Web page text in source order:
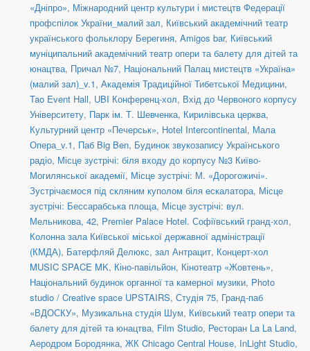
«Дніпро», Міжнародний центр культури і мистецтв Федерації
профспілок України_малий зал, Київський академічний театр
українського фольклору Берегиня, Amigos bar, Київський
муніципальний академічний театр опери та балету для дітей та
юнацтва, Причал №7, Національний Палац мистецтв «Україна»
(малий зал)_v.1, Академія Традиційної Тибетської Медицини,
Tao Event Hall, UBI Конференц-хол, Вхід до Червоного корпусу
Університету, Парк ім. Т. Шевченка, Кирилівська церква,
Культурний центр «Печерськ», Hotel Intercontinental, Мала
Опера_v.1, Паб Big Ben, Будинок звукозапису Українського
радіо, Місце зустрічі: біля входу до корпусу №3 Київо-
Могилянської академії, Місце зустрічі: М. «Дорогожичі».
Зустрічаємося під скляним куполом біля ескалатора, Місце
зустрічі: Бессарабська площа, Місце зустрічі: вул.
Мельникова, 42, Premier Palace Hotel. Софіївський гранд-хол,
Колонна зала Київської міської державної адміністрації
(КМДА), Батерфляй Делюкс, зал Антрацит, Концерт-хол
MUSIC SPACE MK, Кіно-павільйон, Кінотеатр «Жовтень»,
Національний будинок органної та камерної музики, Photo
studio / Creative space UPSTAIRS, Студія 75, Гранд-паб
«ВДОСКУ», Музикальна студія Шум, Київський театр опери та
балету для дітей та юнацтва, Film Studio, Ресторан La La Land,
Аеродром Бородянка, ЖК Chicago Central House, InLight Studio,